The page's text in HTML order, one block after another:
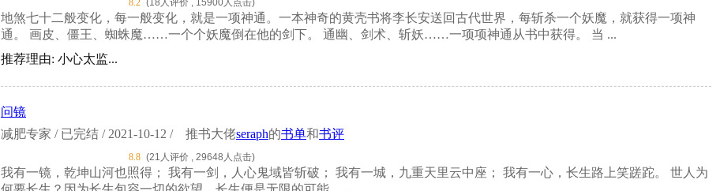
8.2 (18人评价 , 15900人点击)
地煞七十二般变化，每一般变化，就是一项神通。一本神奇的黄壳书将李长安送回古代世界，每斩杀一个妖魔，就获得一项神
通。 画皮、僵王、蜘蛛魔……一个个妖魔倒在他的剑下。 通幽、剑术、斩妖……一项项神通从书中获得。 当 ...
推荐理由: 小心太监...
问镜
减肥专家 / 已完结 / 2021-10-12 /
推书大佬seraph的书单和书评
8.8 (21人评价 , 29648人点击)
我有一镜，乾坤山河也照得； 我有一剑，人心鬼域皆斩破； 我有一城，九重天里云中座； 我有一心，长生路上笑蹉跎。 世人为